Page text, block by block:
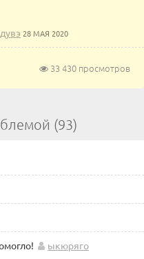
28 МАЯ 2020
33 430 просмотров
(93)
ыкюряго